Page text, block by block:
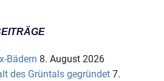
Bädern 8. August 2026
des Grüntals gegründet 7.